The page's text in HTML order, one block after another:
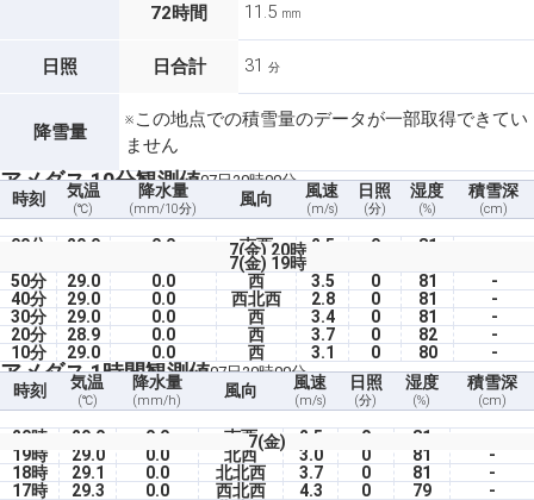
72時間 11.5 mm
日照 日合計 31 分
降雪量
※この地点での積雪量のデータが一部取得できてい
ません
アメダス 10分観測値07日20時00分
時刻 気温
(℃)
降水量
(mm/10分)
風向 風速
(m/s)
日照
(分)
湿度
(%)
積雪深
(cm)
7(金) 20時
00分 29.0 0.0 南西 2.5 0 81
7(金) 19時
50分
29.0 0.0 西 3.5 0 81
-
40分
29.0 0.0 西北西 2.8 0 81
-
30分
29.0 0.0 西 3.4 0 81
-
20分
28.9 0.0 西 3.7 0 82
-
10分
29.0 0.0 西 3.1 0 80 -
アメダス 1時間観測値07日20時00分
時刻 気温
(℃)
降水量
(mm/h)
風向 風速
(m/s)
日照
(分)
湿度
(%)
積雪深
(cm)
7(金)
20時 29.0 0.0 南西 2.5 0 81
19時
29.0 0.0 北西 3.0 0 81
-
18時
29.1 0.0 北北西 3.7 0 81
-
17時
29.3 0.0 西北西 4.3 0 79
-